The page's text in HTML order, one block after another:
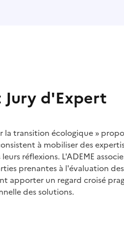
d'Expert
la transition écologique »
à mobiliser des
réflexions. L'ADEME associe
prenantes à l'évaluation
apporter un regard croisé
des solutions.